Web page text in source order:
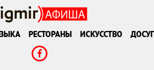
РЕСТОРАНЫ ИСКУССТВО ДОСУГ